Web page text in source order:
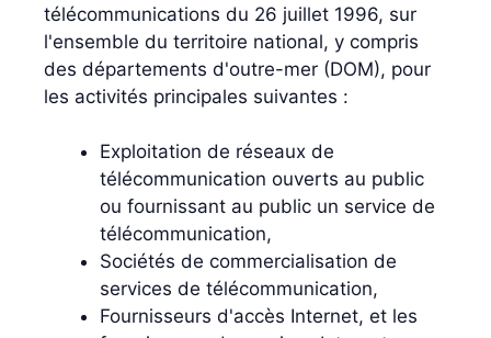
télécommunications du 26 juillet 1996, sur
l'ensemble du territoire national, y compris
des départements d'outre-mer (DOM), pour
les activités principales suivantes :
Exploitation de réseaux de
télécommunication ouverts au public
ou fournissant au public un service de
télécommunication,
Sociétés de commercialisation de
services de télécommunication,
Fournisseurs d'accès Internet, et les